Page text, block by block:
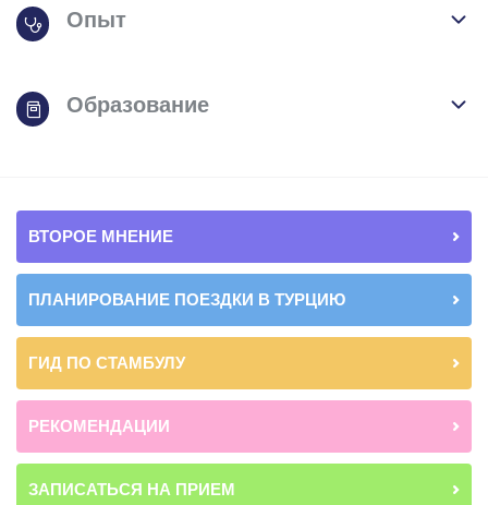
Опыт
Образование
ВТОРОЕ МНЕНИЕ
ПЛАНИРОВАНИЕ ПОЕЗДКИ В ТУРЦИЮ
ГИД ПО СТАМБУЛУ
РЕКОМЕНДАЦИИ
ЗАПИСАТЬСЯ НА ПРИЕМ